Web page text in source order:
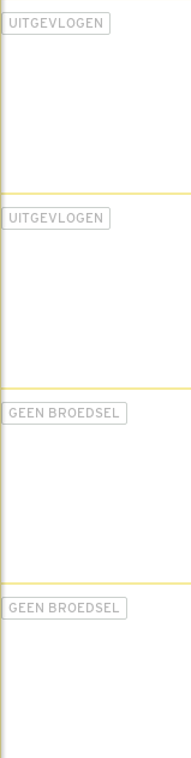
UITGEVLOGEN
UITGEVLOGEN
GEEN BROEDSEL
GEEN BROEDSEL